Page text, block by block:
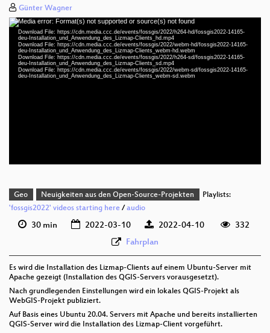
Günter Wagner
Video
Player
Media error: Format(s) not supported or source(s) not found
Download File: https://cdn.media.ccc.de/events/fossgis/2022/h264-hd/fossgis2022-14165-
deu-Installation_und_Anwendung_des_Lizmap-Clients_hd.mp4
Download File: https://cdn.media.ccc.de/events/fossgis/2022/webm-hd/fossgis2022-14165-
deu-Installation_und_Anwendung_des_Lizmap-Clients_webm-hd.webm
Download File: https://cdn.media.ccc.de/events/fossgis/2022/h264-sd/fossgis2022-14165-
deu-Installation_und_Anwendung_des_Lizmap-Clients_sd.mp4
Download File: https://cdn.media.ccc.de/events/fossgis/2022/webm-sd/fossgis2022-14165-
deu-Installation_und_Anwendung_des_Lizmap-Clients_webm-sd.webmdeu 1080p (mp4)
Geo Neuigkeiten aus den Open-Source-Projekten
Playlists:
'fossgis2022' videos starting here /audio
30 min 2022-03-10 2022-04-10
332
Fahrplan
Es wird die Installation des Lizmap-Clients auf einem Ubuntu-Server mit
Apache gezeigt (Installation des QGIS-Servers vorausgesetzt).
Nach grundlegenden Einstellungen wird ein lokales QGIS-Projekt als
WebGIS-Projekt publiziert.
Auf Basis eines Ubuntu 20.04. Servers mit Apache und bereits installierten
QGIS-Server wird die Installation des Lizmap-Client vorgeführt.